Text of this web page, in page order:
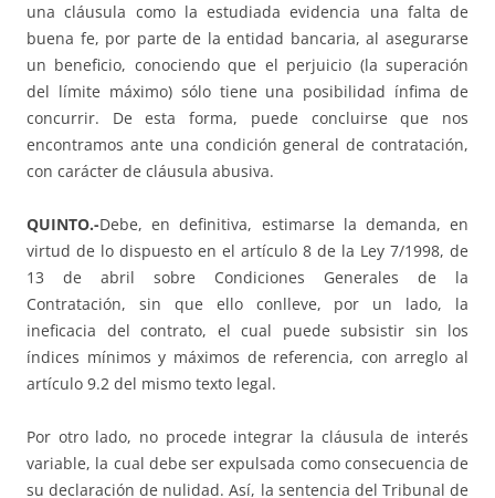
una cláusula como la estudiada evidencia una falta de
buena fe, por parte de la entidad bancaria, al asegurarse
un beneficio, conociendo que el perjuicio (la superación
del límite máximo) sólo tiene una posibilidad ínfima de
concurrir. De esta forma, puede concluirse que nos
encontramos ante una condición general de contratación,
con carácter de cláusula abusiva.
QUINTO.-Debe, en definitiva, estimarse la demanda, en
virtud de lo dispuesto en el artículo 8 de la Ley 7/1998, de
13 de abril sobre Condiciones Generales de la
Contratación, sin que ello conlleve, por un lado, la
ineficacia del contrato, el cual puede subsistir sin los
índices mínimos y máximos de referencia, con arreglo al
artículo 9.2 del mismo texto legal.
Por otro lado, no procede integrar la cláusula de interés
variable, la cual debe ser expulsada como consecuencia de
su declaración de nulidad. Así, la sentencia del Tribunal de